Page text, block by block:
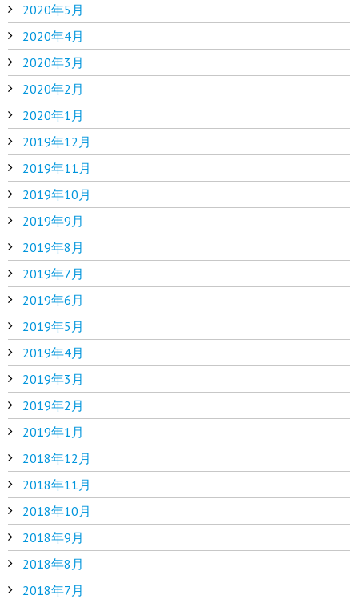
2020年5月
2020年4月
2020年3月
2020年2月
2020年1月
2019年12月
2019年11月
2019年10月
2019年9月
2019年8月
2019年7月
2019年6月
2019年5月
2019年4月
2019年3月
2019年2月
2019年1月
2018年12月
2018年11月
2018年10月
2018年9月
2018年8月
2018年7月